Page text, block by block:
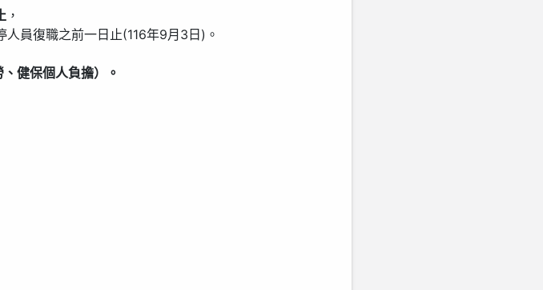
，
員復職之前一日止(116年9月3日)。
健保個人負擔）。